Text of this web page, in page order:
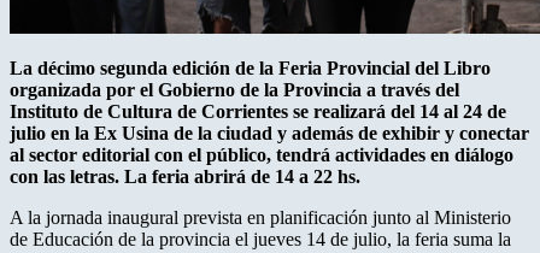
La décimo segunda edición de la Feria Provincial del Libro
organizada por el Gobierno de la Provincia a través del
Instituto de Cultura de Corrientes se realizará del 14 al 24 de
julio en la Ex Usina de la ciudad y además de exhibir y conectar
al sector editorial con el público, tendrá actividades en diálogo
con las letras. La feria abrirá de 14 a 22 hs.
A la jornada inaugural prevista en planificación junto al Ministerio
de Educación de la provincia el jueves 14 de julio, la feria suma la